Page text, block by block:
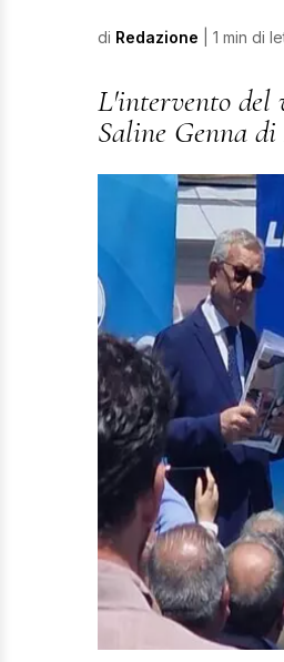
di Redazione | 1 min di
L'intervento del
Saline Genna